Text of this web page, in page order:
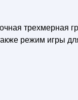
трехмерная
режим игры